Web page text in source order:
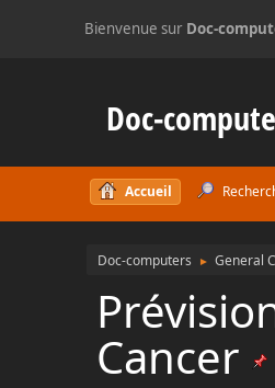
Bienvenue sur Doc-
Doc-
Accueil
Doc-computers ► General
Cancer